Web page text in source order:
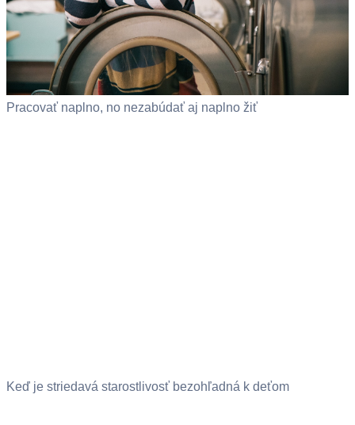
Pracovať naplno, no nezabúdať aj naplno žiť
Keď je striedavá starostlivosť bezohľadná k deťom